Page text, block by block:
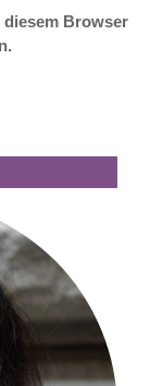
diesem Browser